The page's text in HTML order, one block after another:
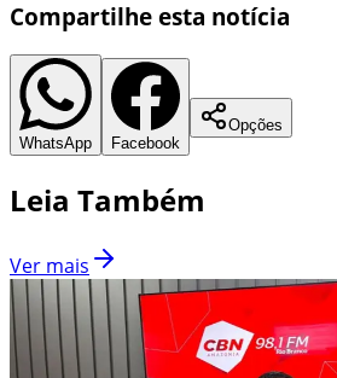
Compartilhe esta notícia
WhatsApp Facebook
Opções
Leia Também
Ver mais